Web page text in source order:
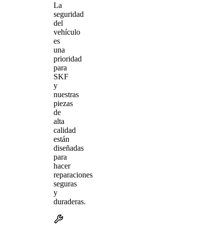
La
seguridad
del
vehículo
es
una
prioridad
para
SKF
y
nuestras
piezas
de
alta
calidad
están
diseñadas
para
hacer
reparaciones
seguras
y
duraderas.